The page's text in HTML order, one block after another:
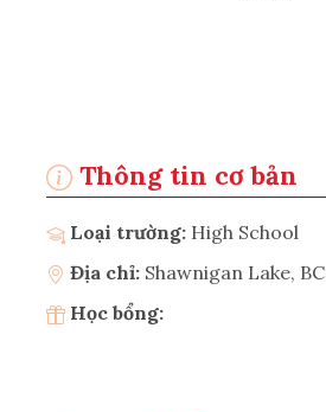
Thông tin cơ bản
Loại trường: High School
Địa chỉ: Shawnigan Lake, BC
Học bổng: